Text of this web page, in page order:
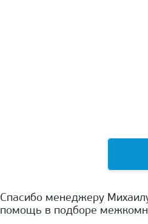
Спасибо менеджеру
помощь в подборе